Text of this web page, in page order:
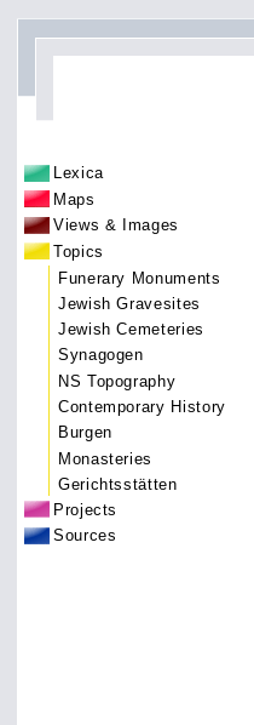
Lexica
Maps
Views & Images
Topics
Funerary Monuments
Jewish Gravesites
Jewish Cemeteries
Synagogen
NS Topography
Contemporary History
Burgen
Monasteries
Gerichtsstätten
Projects
Sources